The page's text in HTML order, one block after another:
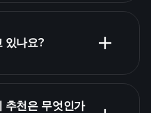
고급 차트
있나요?
추천은 무엇인가